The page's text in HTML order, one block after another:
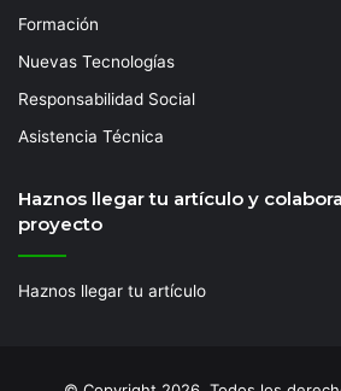
Formación
Nuevas Tecnologías
Responsabilidad Social
Asistencia Técnica
Haznos llegar tu artículo y
proyecto
Haznos llegar tu artículo